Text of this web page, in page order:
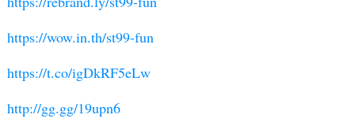
https://wow.in.th/st99-fun
https://t.co/igDkRF5eLw
http://gg.gg/19upn6